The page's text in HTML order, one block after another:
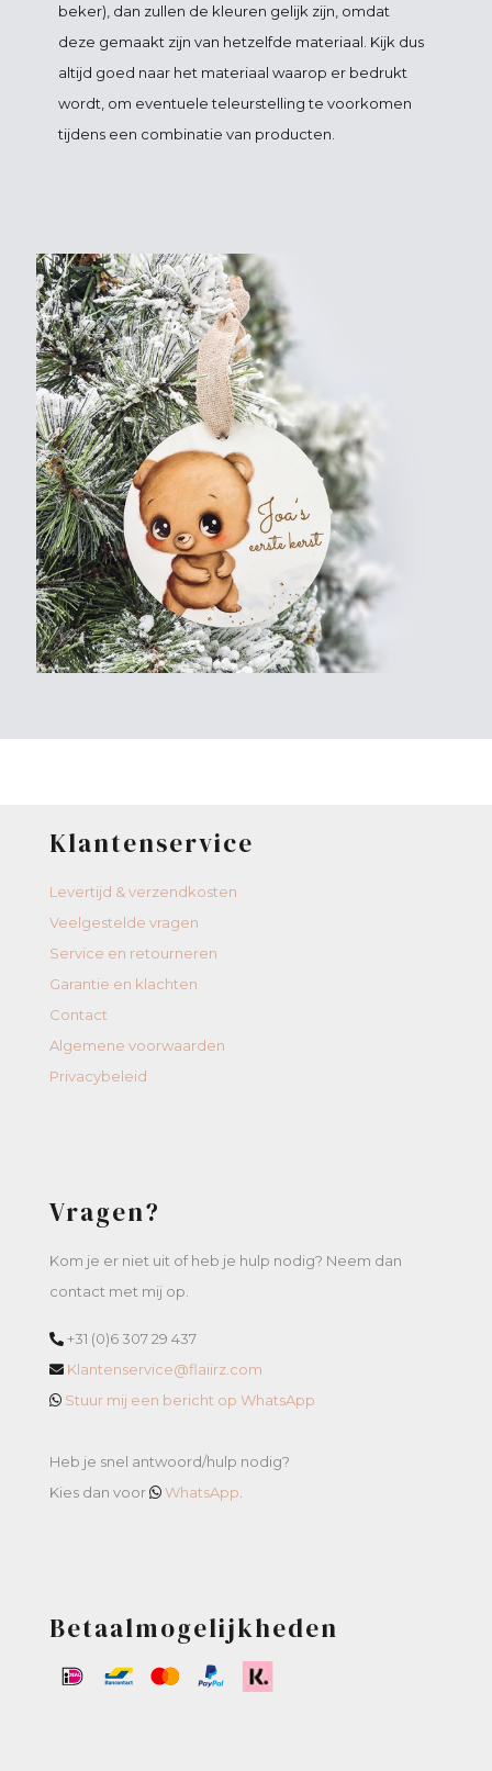
beker), dan zullen de kleuren gelijk zijn, omdat
deze gemaakt zijn van hetzelfde materiaal. Kijk dus
altijd goed naar het materiaal waarop er bedrukt
wordt, om eventuele teleurstelling te voorkomen
tijdens een combinatie van producten.
Klantenservice
Levertijd & verzendkosten
Veelgestelde vragen
Service en retourneren
Garantie en klachten
Contact
Algemene voorwaarden
Privacybeleid
Vragen?
Kom je er niet uit of heb je hulp nodig? Neem dan
contact met mij op.
+31 (0)6 307 29 437
Klantenservice@flaiirz.com
Stuur mij een bericht op WhatsApp
Heb je snel antwoord/hulp nodig?
Kies dan voor
WhatsApp.
Betaalmogelijkheden